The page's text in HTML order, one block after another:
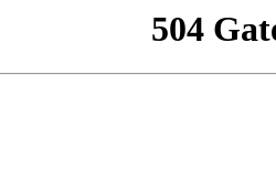
504